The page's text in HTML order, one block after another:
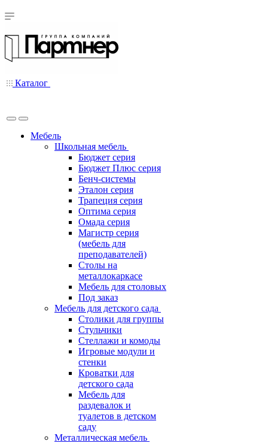
Каталог
Мебель
Школьная мебель
Бюджет серия
Бюджет Плюс серия
Бенч-системы
Эталон серия
Трапеция серия
Оптима серия
Омада серия
Магистр серия
(мебель для
преподавателей)
Столы на
металлокаркасе
Мебель для столовых
Под заказ
Мебель для детского сада
Столики для группы
Стульчики
Стеллажи и комоды
Игровые модули и
стенки
Кроватки для
детского сада
Мебель для
раздевалок и
туалетов в детском
саду
Металлическая мебель